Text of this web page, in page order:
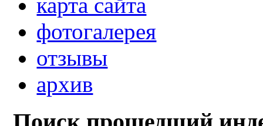
фотогалерея
отзывы
архив